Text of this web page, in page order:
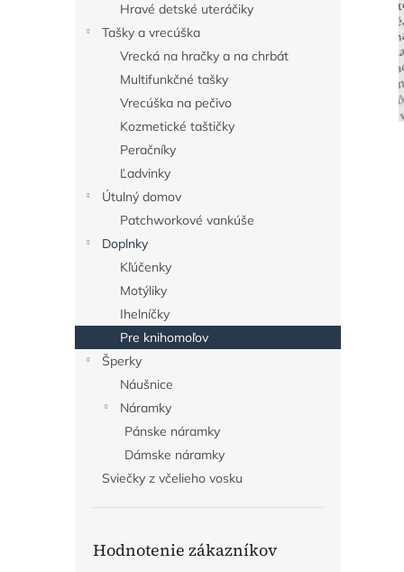
Hravé detské uteráčiky
Tašky a vrecúška
Vrecká na hračky a na chrbát
Multifunkčné tašky
Vrecúška na pečivo
Kozmetické taštičky
Peračníky
Ľadvinky
Útulný domov
Patchworkové vankúše
Doplnky
Kľúčenky
Motýliky
Ihelníčky
Pre knihomoľov
Šperky
Náušnice
Náramky
Pánske náramky
Dámske náramky
Sviečky z včelieho vosku
Hodnotenie zákazníkov